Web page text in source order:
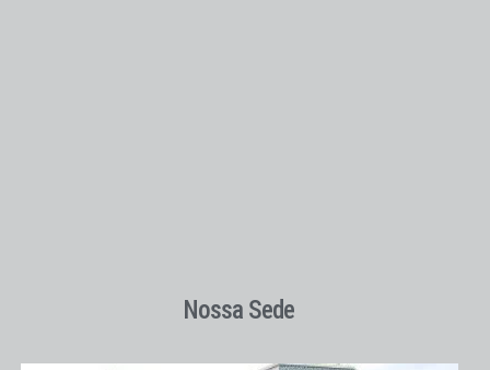
Nossa Sede